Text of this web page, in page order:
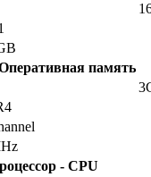
память
- CPU